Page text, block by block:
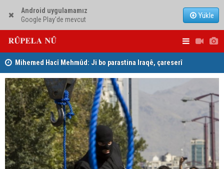
Android uygulamamız
Google Play'de mevcut
Yükle
Mihemed Hacî Mehmûd: Ji bo parastina Iraqê, çareserî
sîstema konfederalî ye Dîcleyê